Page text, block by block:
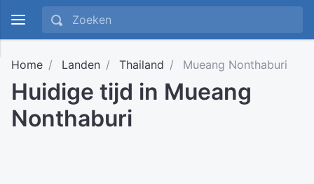
Home Landen Thailand Mueang Nonthaburi
Huidige tijd in Mueang
Nonthaburi